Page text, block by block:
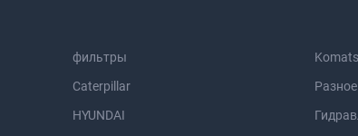
фильтры
Caterpillar Разное
HYUNDAI